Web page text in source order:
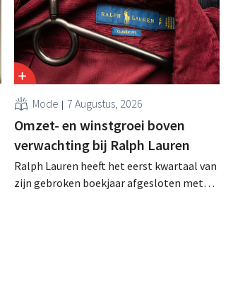
Mode 7 Augustus, 2026
Omzet- en winstgroei boven
verwachting bij Ralph Lauren
Ralph Lauren heeft het eerst kwartaal van
zijn gebroken boekjaar afgesloten met